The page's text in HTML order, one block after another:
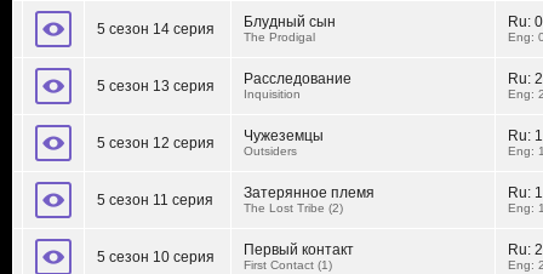
5 сезон 14 серия Блудный сын
The Prodigal
Ru:
Eng:
5 сезон 13 серия Расследование
Inquisition
Ru:
Eng:
5 сезон 12 серия Чужеземцы
Outsiders
Ru:
Eng:
5 сезон 11 серия Затерянное племя
The Lost Tribe (2)
Ru:
Eng:
5 сезон 10 серия Первый контакт
First Contact (1)
Ru:
Eng: